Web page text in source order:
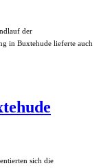
der
in Buxtehude lieferte auch
sich die